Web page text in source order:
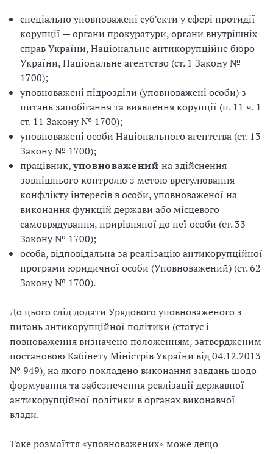
спеціально уповноважені суб’єкти у сфері протидії
корупції — органи прокуратури, органи внутрішніх
справ України, Національне антикорупційне бюро
України, Національне агентство (ст. 1 Закону №
1700);
уповноважені підрозділи (уповноважені особи) з
питань запобігання та виявлення корупції (п. 11 ч. 1
ст. 11 Закону № 1700);
уповноважені особи Національного агентства (ст. 13
Закону № 1700);
працівник,уповноважений на здійснення
зовнішнього контролю з метою врегулювання
конфлікту інтересів в особи, уповноваженої на
виконання функцій держави або місцевого
самоврядування, прирівняної до неї особи (ст. 33
Закону № 1700);
особа, відповідальна за реалізацію антикорупційної
програми юридичної особи (Уповноважений) (ст. 62
Закону № 1700).
До цього слід додати Урядового уповноваженого з
питань антикорупційної політики (статус і
повноваження визначено положенням, затвердженим
постановою Кабінету Міністрів України від 04.12.2013
№ 949), на якого покладено виконання завдань щодо
формування та забезпечення реалізації державної
антикорупційної політики в органах виконавчої
влади.
Таке розмаїття «уповноважених» може дещо